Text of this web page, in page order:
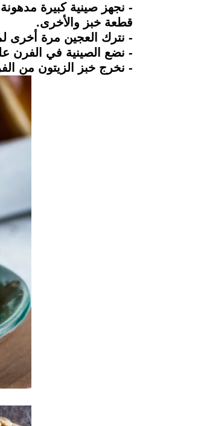
- نجهز صينية كبيرة
قطعة خبز والأخرى.
- نترك العجين مرة أخرى لمدة 30 دقيقة حتى
- نضع الصينية في الفرن على درجة حرارة 180 درجة لمدة 30
- نخرج خبز الزيتون من